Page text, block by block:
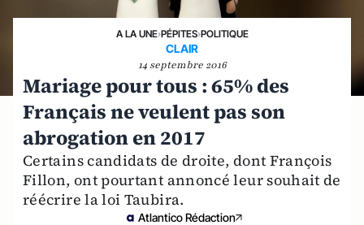
A LA UNE›PÉPITES›POLITIQUE
CLAIR
14 septembre 2016
Mariage pour tous : 65% des
Français ne veulent pas son
abrogation en 2017
Certains candidats de droite, dont François
Fillon, ont pourtant annoncé leur souhait de
réécrire la loi Taubira.
Atlantico Rédaction